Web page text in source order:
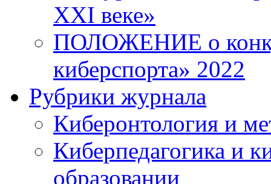
XXI веке»
ПОЛОЖЕНИЕ о
киберспорта» 2022
Рубрики журнала
Киберонтология и
Киберпедагогика и
образовании